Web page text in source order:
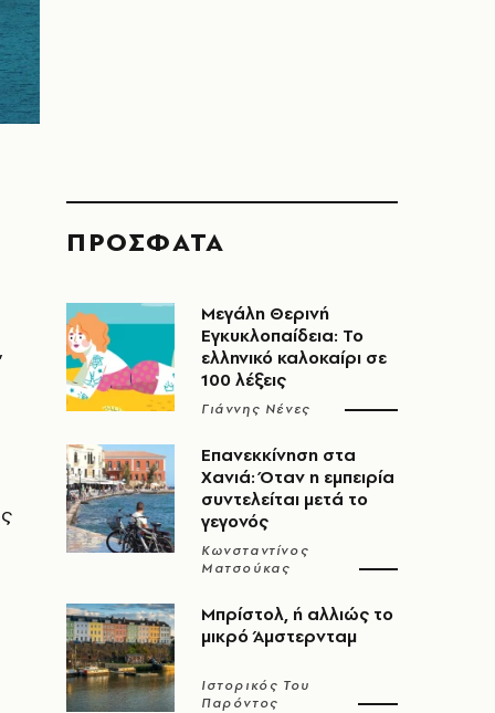
ΠΡΟΣΦΑΤΑ
Μεγάλη Θερινή
Εγκυκλοπαίδεια: Το
ελληνικό καλοκαίρι σε
100 λέξεις
Γιάννης Νένες
Επανεκκίνηση στα
Χανιά: Όταν η εμπειρία
συντελείται μετά το
γεγονός
Κωνσταντίνος
Ματσούκας
Μπρίστολ, ή αλλιώς το
μικρό Άμστερνταμ
Ιστορικός Του
Παρόντος